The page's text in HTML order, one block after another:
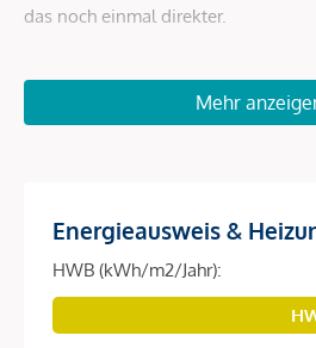
das noch einmal direkter.
Beschreibung *
seinen Charakter entwickelt.
zum Wohnen. Es steht für eine Art
Bewegung, von Stil und von
planen muss. Hier entsteht ein
Mehr
Energieausweis &
HWB (kWh/m2/Jahr):